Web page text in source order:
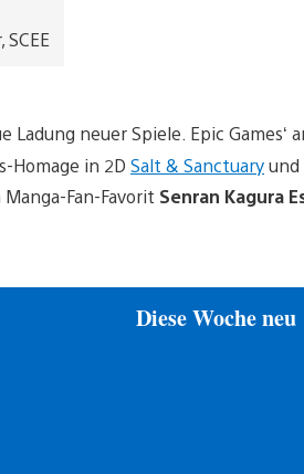
Ladung neuer Spiele. Epic Games‘
Homage in 2D Salt & Sanctuaryund
Fan-Favorit Senran Kagura
Diese Woche neu